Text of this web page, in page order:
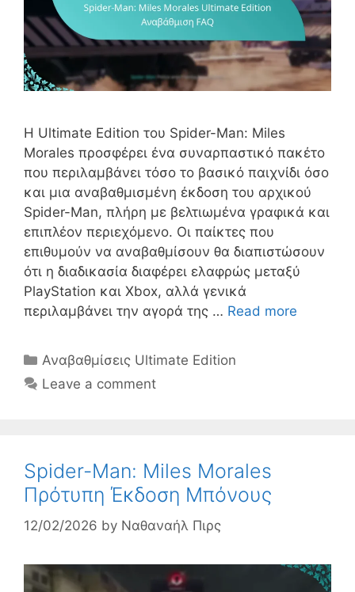
Η Ultimate Edition του Spider-Man: Miles
Morales προσφέρει ένα συναρπαστικό πακέτο
που περιλαμβάνει τόσο το βασικό παιχνίδι όσο
και μια αναβαθμισμένη έκδοση του αρχικού
Spider-Man, πλήρη με βελτιωμένα γραφικά και
επιπλέον περιεχόμενο. Οι παίκτες που
επιθυμούν να αναβαθμίσουν θα διαπιστώσουν
ότι η διαδικασία διαφέρει ελαφρώς μεταξύ
PlayStation και Xbox, αλλά γενικά
περιλαμβάνει την αγορά της … Read more
Categories
Αναβαθμίσεις Ultimate Edition
Leave a comment
Spider-Man: Miles Morales
Πρότυπη Έκδοση Μπόνους
12/02/2026 by Ναθαναήλ Πιρς